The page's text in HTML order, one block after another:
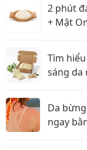
2 phút
+ Mật
Tìm
sáng da
Da
ngay